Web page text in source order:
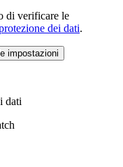
di verificare le
dei dati.
impostazioni
dati